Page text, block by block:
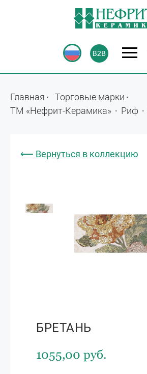
Главная
Торговые марки
ТМ «Нефрит-Керамика»
Риф
⟵ Вернуться в коллекцию
БРЕТАНЬ
1055,00 руб.